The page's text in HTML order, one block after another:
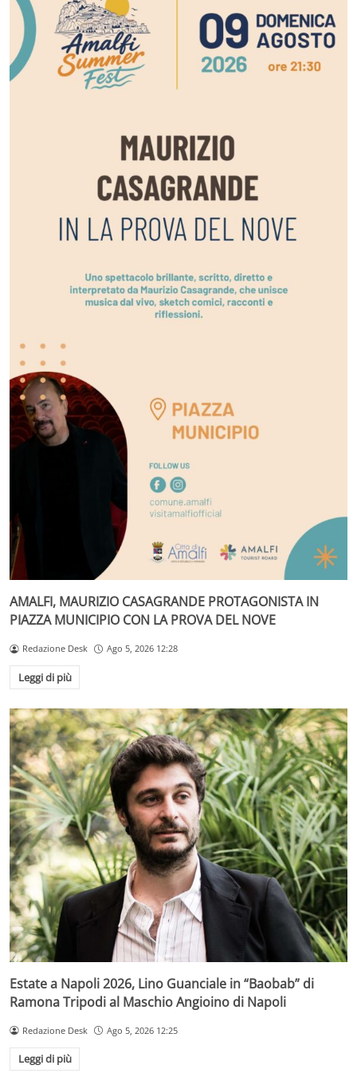
AMALFI, MAURIZIO CASAGRANDE PROTAGONISTA IN
PIAZZA MUNICIPIO CON LA PROVA DEL NOVE
Redazione Desk Ago 5, 2026 12:28
Leggi di più
Estate a Napoli 2026, Lino Guanciale in “Baobab” di
Ramona Tripodi al Maschio Angioino di Napoli
Redazione Desk Ago 5, 2026 12:25
Leggi di più